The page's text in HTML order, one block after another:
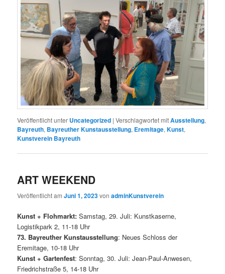
Veröffentlicht unter Uncategorized |Verschlagwortet mitAusstellung,
Bayreuth, Bayreuther Kunstausstellung, Eremitage,Kunst,
Kunstverein Bayreuth
ART WEEKEND
Veröffentlicht amJuni 1, 2023vonadminKunstverein
Kunst + Flohmarkt: Samstag, 29. Juli: Kunstkaserne,
Logistikpark 2, 11-18 Uhr
73. Bayreuther Kunstausstellung: Neues Schloss der
Eremitage, 10-18 Uhr
Kunst + Gartenfest: Sonntag, 30. Juli: Jean-Paul-Anwesen,
Friedrichstraße 5, 14-18 Uhr